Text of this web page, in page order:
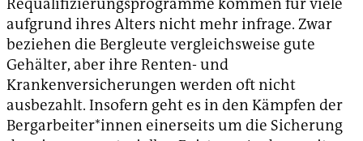
aufgrund ihres Alters nicht mehr infrage. Zwar
beziehen die Bergleute vergleichsweise gute
Gehälter, aber ihre Renten- und
Krankenversicherungen werden oft nicht
ausbezahlt. Insofern geht es in den Kämpfen der
Bergarbeiter*innen einerseits um die Sicherung